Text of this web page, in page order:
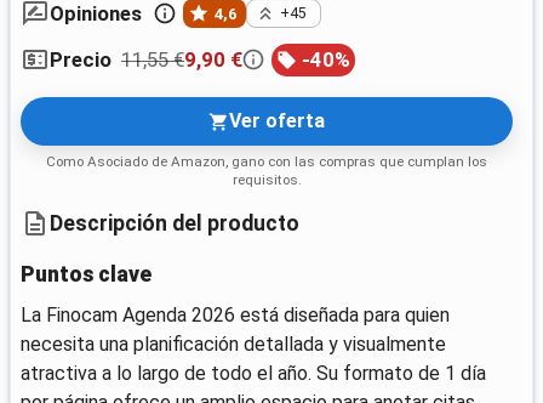
Opiniones 4,6 +45
Precio 11,55 €9,90 € -40%
Ver oferta
Como Asociado de Amazon, gano con las compras que cumplan los
requisitos.
Descripción del producto
Puntos clave
La Finocam Agenda 2026 está diseñada para quien
necesita una planificación detallada y visualmente
atractiva a lo largo de todo el año. Su formato de 1 día